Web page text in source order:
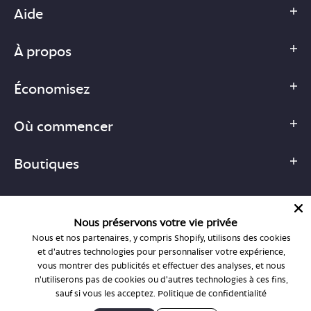
Aide
À propos
Économisez
Où commencer
Boutiques
1-877-755-6659
support@bonlook.com
Nous préservons votre vie privée
Nous et nos partenaires, y compris Shopify, utilisons des cookies
et d'autres technologies pour personnaliser votre expérience,
vous montrer des publicités et effectuer des analyses, et nous
n'utiliserons pas de cookies ou d'autres technologies à ces fins,
sauf si vous les acceptez. Politique de confidentialité